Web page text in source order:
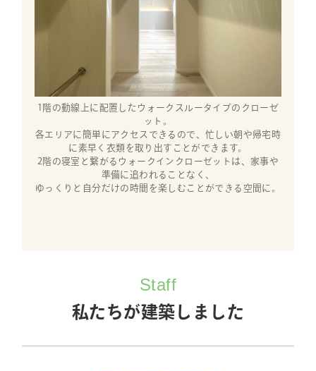
1階の動線上に配置したウォークスルータイプのクローゼ
ット。
各エリアに簡単にアクセスできるので、忙しい朝や帰宅時
に素早く衣類を取り出すことができます。
2階の寝室と繋がるウォークインクローゼットは、家事や
準備に追われることなく、
ゆっくりと自分だけの時間を楽しむことができる空間に。
Staff
私たちが建築しました